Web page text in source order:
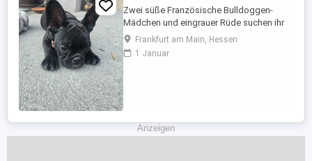
Zwei süße Französische Bulldoggen-
Mädchen und eingrauer Rüde suchen ihr
Zuhause! Die beiden Hündinnen sind 3-
fach geimpft und gechippt. Sie sind sehr
lieb, verspielt und lieben es, miteinander
Frankfurt am Main, Hessen
1 Januar
Anzeigen